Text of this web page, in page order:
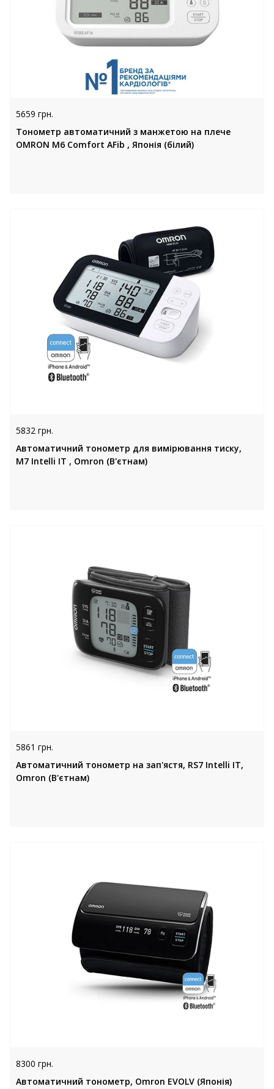
5659 грн.
Тонометр автоматичний з манжетою на плече
OMRON M6 Comfort AFib , Японія (білий)
5832 грн.
Автоматичний тонометр для вимірювання тиску,
M7 Intelli IT , Omron (В'єтнам)
5861 грн.
Автоматичний тонометр на зап'ястя, RS7 Intelli IT,
Omron (В'єтнам)
8300 грн.
Автоматичний тонометр, Omron EVOLV (Японія)